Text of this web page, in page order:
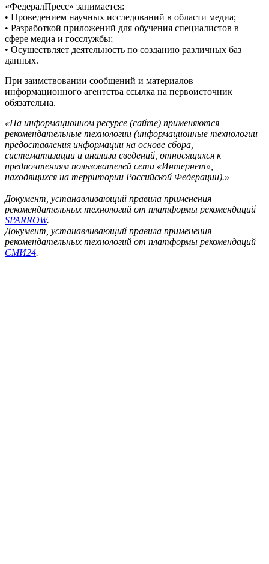
«ФедералПресс» занимается:
• Проведением научных исследований в области медиа;
• Разработкой приложений для обучения специалистов в
сфере медиа и госслужбы;
• Осуществляет деятельность по созданию различных баз
данных.
При заимствовании сообщений и материалов
информационного агентства ссылка на первоисточник
обязательна.
«На информационном ресурсе (сайте) применяются
рекомендательные технологии (информационные технологии
предоставления информации на основе сбора,
систематизации и анализа сведений, относящихся к
предпочтениям пользователей сети «Интернет»,
находящихся на территории Российской Федерации).»
Документ, устанавливающий правила применения
рекомендательных технологий от платформы рекомендаций
SPARROW.
Документ, устанавливающий правила применения
рекомендательных технологий от платформы рекомендаций
СМИ24.